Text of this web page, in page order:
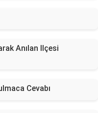
Anılan Ilçesi
Cevabı